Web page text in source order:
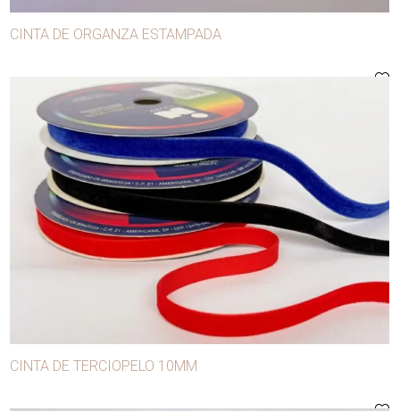
Flecos
Galones
Guata
Hebillas
Hilos
Hombreras
Hormillas
Lentejuelas
Ojalillos
CINTA DE ORGANZA ESTAMPADA
CINTA DE TERCIOPELO 10MM